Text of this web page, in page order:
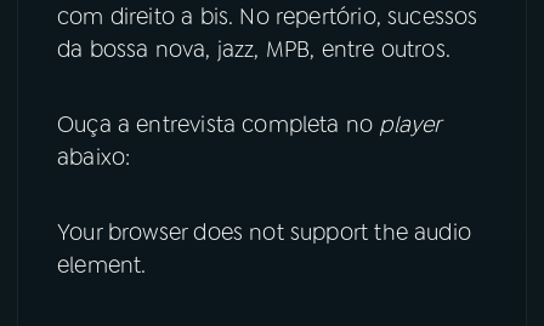
TikTok
com direito a bis. No repertório, sucessos
da bossa nova, jazz, MPB, entre outros.
Ouça a entrevista completa no player
abaixo:
Your browser does not support the audio
element.